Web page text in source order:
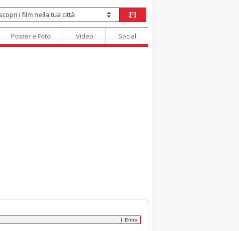
Poster e Foto Video Social
Entra